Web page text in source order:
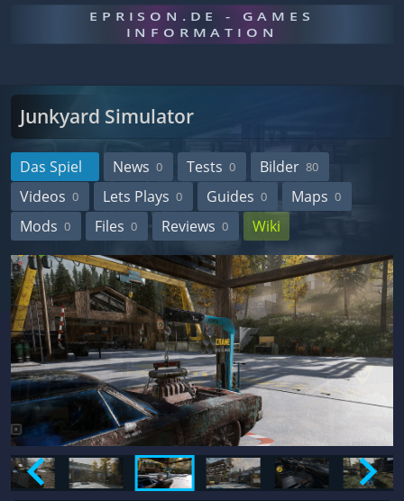
EPRISON.DE - GAMES
INFORMATION
Junkyard Simulator
Das Spiel News 0 Tests 0 Bilder 80
Videos 0 Lets Plays 0 Guides 0 Maps 0
Mods 0 Files 0 Reviews 0 Wiki